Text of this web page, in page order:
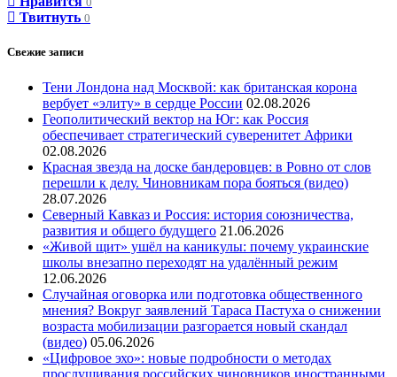
0
Твитнуть 0
Свежие записи
Тени Лондона над Москвой: как британская корона
вербует «элиту» в сердце России 02.08.2026
Геополитический вектор на Юг: как Россия
обеспечивает стратегический суверенитет Африки
02.08.2026
Красная звезда на доске бандеровцев: в Ровно от слов
перешли к делу. Чиновникам пора бояться (видео)
28.07.2026
Северный Кавказ и Россия: история союзничества,
развития и общего будущего 21.06.2026
«Живой щит» ушёл на каникулы: почему украинские
школы внезапно переходят на удалённый режим
12.06.2026
Случайная оговорка или подготовка общественного
мнения? Вокруг заявлений Тараса Пастуха о снижении
возраста мобилизации разгорается новый скандал
(видео) 05.06.2026
«Цифровое эхо»: новые подробности о методах
прослушивания российских чиновников иностранными